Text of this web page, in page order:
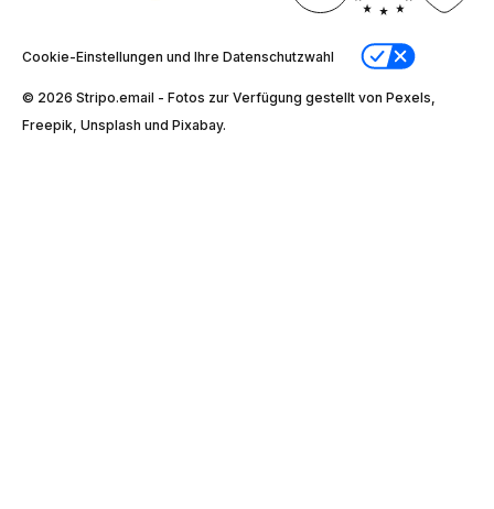
Cookie-Einstellungen und Ihre Datenschutzwahl
© 2026 Stripо.email - Fotos zur Verfügung gestellt von Pexels,
Freepik, Unsplash und Pixabay.